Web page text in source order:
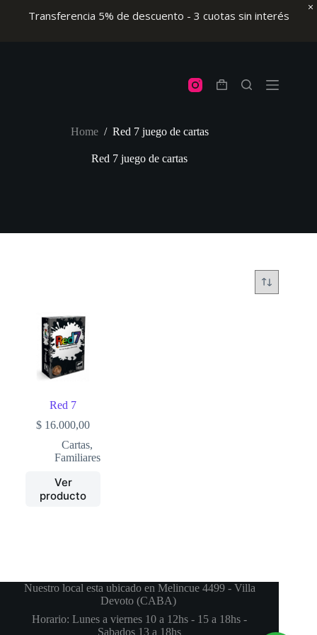
Transferencia 5% de descuento - 3 cuotas sin interés
Shopping
Home / Red 7 juego de cartas
Red 7 juego de cartas
Red 7
$ 16.000,00
Cartas,
Familiares
Ver
producto
Nuestro local esta ubicado en Melincue 4499 - Villa
Devoto (CABA)
Horario: Lunes a viernes 10 a 12hs - 15 a 18hs -
Sabados 13 a 18hs